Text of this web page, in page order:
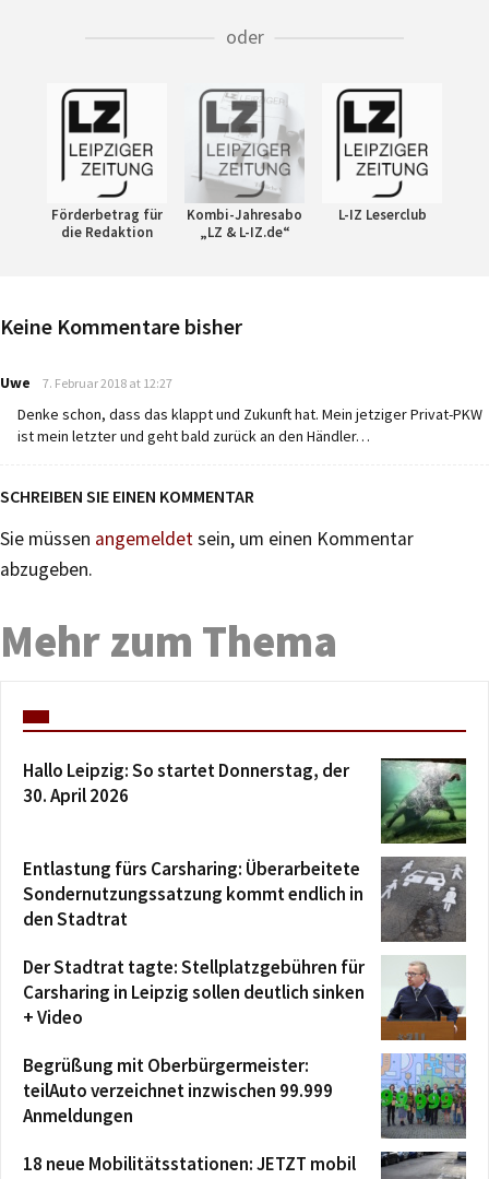
oder
Förderbetrag für
die Redaktion
Kombi-Jahresabo
„LZ & L-IZ.de“
L-IZ Leserclub
Keine Kommentare bisher
Uwe says:
7. Februar 2018 at 12:27
Denke schon, dass das klappt und Zukunft hat. Mein jetziger Privat-PKW
ist mein letzter und geht bald zurück an den Händler…
SCHREIBEN SIE EINEN KOMMENTAR
Sie müssen angemeldetsein, um einen Kommentar
abzugeben.
Mehr zum Thema
Hallo Leipzig: So startet Donnerstag, der
30. April 2026
Entlastung fürs Carsharing: Überarbeitete
Sondernutzungssatzung kommt endlich in
den Stadtrat
Der Stadtrat tagte: Stellplatzgebühren für
Carsharing in Leipzig sollen deutlich sinken
+ Video
Begrüßung mit Oberbürgermeister:
teilAuto verzeichnet inzwischen 99.999
Anmeldungen
18 neue Mobilitätsstationen: JETZT mobil